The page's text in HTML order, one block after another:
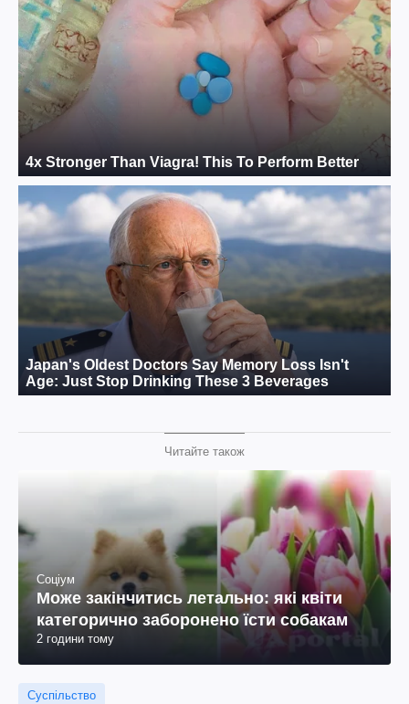
Читайте також
Соціум
Може закінчитись летально: які квіти
категорично заборонено їсти собакам
2 години тому
Суспільство